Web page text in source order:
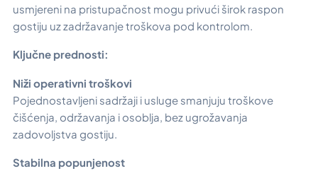
usmjereni na pristupačnost mogu privući širok raspon
gostiju uz zadržavanje troškova pod kontrolom.
Ključne prednosti:
Niži operativni troškovi
Pojednostavljeni sadržaji i usluge smanjuju troškove
čišćenja, održavanja i osoblja, bez ugrožavanja
zadovoljstva gostiju.
Stabilna popunjenost